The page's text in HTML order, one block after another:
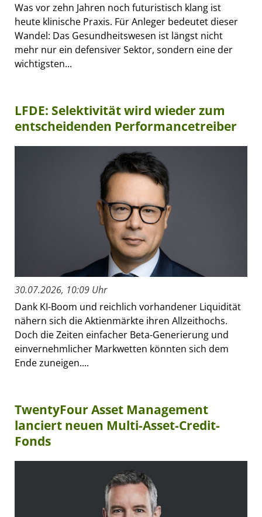
Was vor zehn Jahren noch futuristisch klang ist
heute klinische Praxis. Für Anleger bedeutet dieser
Wandel: Das Gesundheitswesen ist längst nicht
mehr nur ein defensiver Sektor, sondern eine der
wichtigsten...
LFDE: Selektivität wird wieder zum
entscheidenden Performancetreiber
30.07.2026, 10:09 Uhr
Dank KI-Boom und reichlich vorhandener Liquidität
nähern sich die Aktienmärkte ihren Allzeithochs.
Doch die Zeiten einfacher Beta-Generierung und
einvernehmlicher Markwetten könnten sich dem
Ende zuneigen....
TwentyFour Asset Management
lanciert neuen Multi-Asset-Credit-
Fonds